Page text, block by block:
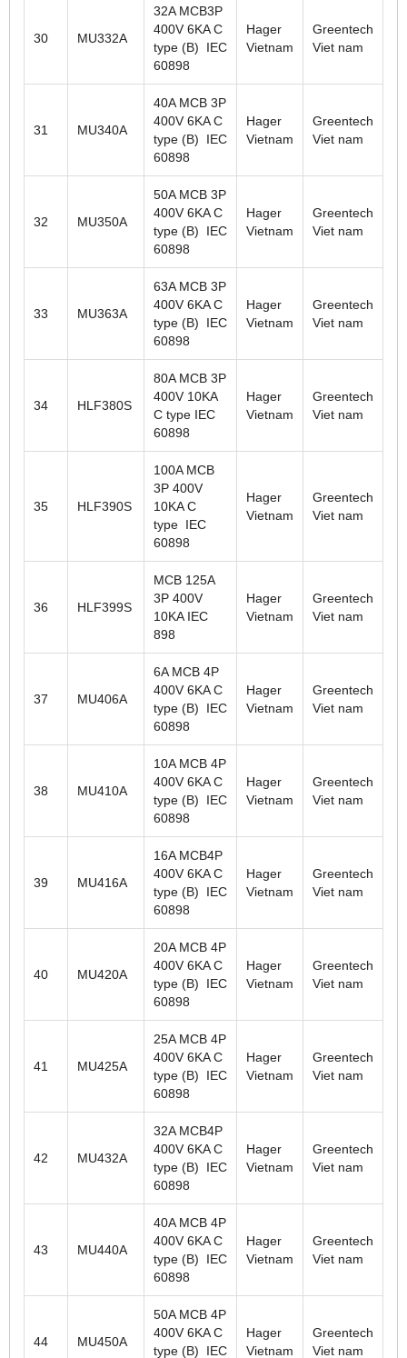
30 MU332A
32A MCB3P
400V 6KA C
type (B) IEC
60898
Hager
Vietnam
Greentech
Viet nam
31 MU340A
40A MCB 3P
400V 6KA C
type (B) IEC
60898
Hager
Vietnam
Greentech
Viet nam
32 MU350A
50A MCB 3P
400V 6KA C
type (B) IEC
60898
Hager
Vietnam
Greentech
Viet nam
33 MU363A
63A MCB 3P
400V 6KA C
type (B) IEC
60898
Hager
Vietnam
Greentech
Viet nam
34 HLF380S
80A MCB 3P
400V 10KA
C type IEC
60898
Hager
Vietnam
Greentech
Viet nam
35 HLF390S
100A MCB
3P 400V
10KA C
type IEC
60898
Hager
Vietnam
Greentech
Viet nam
36 HLF399S
MCB 125A
3P 400V
10KA IEC
898
Hager
Vietnam
Greentech
Viet nam
37 MU406A
6A MCB 4P
400V 6KA C
type (B) IEC
60898
Hager
Vietnam
Greentech
Viet nam
38 MU410A
10A MCB 4P
400V 6KA C
type (B) IEC
60898
Hager
Vietnam
Greentech
Viet nam
39 MU416A
16A MCB4P
400V 6KA C
type (B) IEC
60898
Hager
Vietnam
Greentech
Viet nam
40 MU420A
20A MCB 4P
400V 6KA C
type (B) IEC
60898
Hager
Vietnam
Greentech
Viet nam
41 MU425A
25A MCB 4P
400V 6KA C
type (B) IEC
60898
Hager
Vietnam
Greentech
Viet nam
42 MU432A
32A MCB4P
400V 6KA C
type (B) IEC
60898
Hager
Vietnam
Greentech
Viet nam
43 MU440A
40A MCB 4P
400V 6KA C
type (B) IEC
60898
Hager
Vietnam
Greentech
Viet nam
44 MU450A
50A MCB 4P
400V 6KA C
type (B) IEC
Hager
Vietnam
Greentech
Viet nam